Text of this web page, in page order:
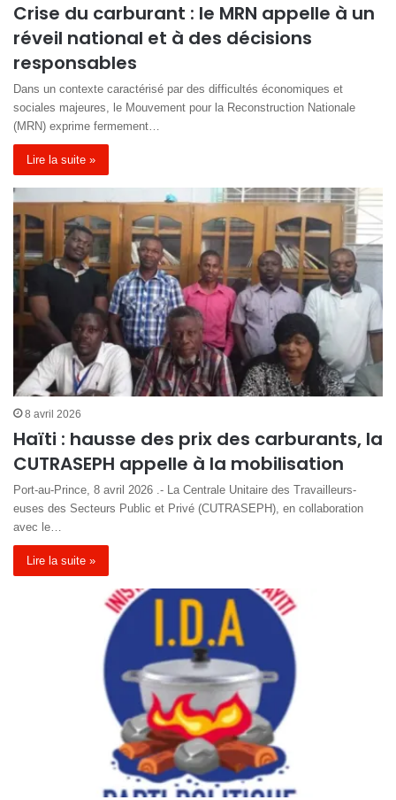
Crise du carburant : le MRN appelle à un
réveil national et à des décisions
responsables
Dans un contexte caractérisé par des difficultés économiques et
sociales majeures, le Mouvement pour la Reconstruction Nationale
(MRN) exprime fermement…
Lire la suite »
8 avril 2026
Haïti : hausse des prix des carburants, la
CUTRASEPH appelle à la mobilisation
Port-au-Prince, 8 avril 2026 .- La Centrale Unitaire des Travailleurs-
euses des Secteurs Public et Privé (CUTRASEPH), en collaboration
avec le…
Lire la suite »